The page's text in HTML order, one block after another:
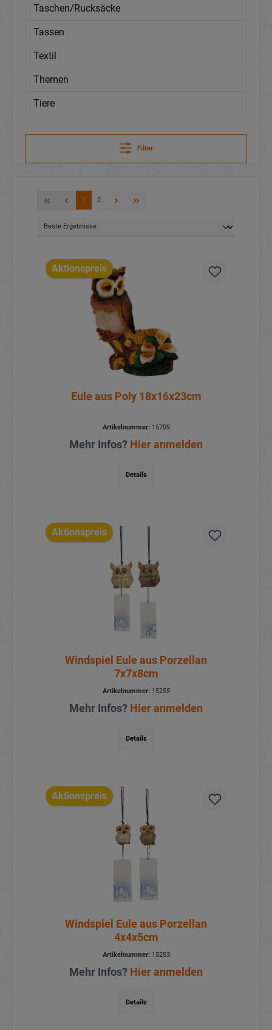
Taschen/Rucksäcke
Tassen
Textil
Themen
Tiere
Filter
1 2
Aktionspreis
Eule aus Poly 18x16x23cm
Artikelnummer:15709
Mehr Infos? Hier anmelden
Details
Aktionspreis
Windspiel Eule aus Porzellan
7x7x8cm
Artikelnummer:15255
Mehr Infos? Hier anmelden
Details
Aktionspreis
Windspiel Eule aus Porzellan
4x4x5cm
Artikelnummer:15253
Mehr Infos? Hier anmelden
Details